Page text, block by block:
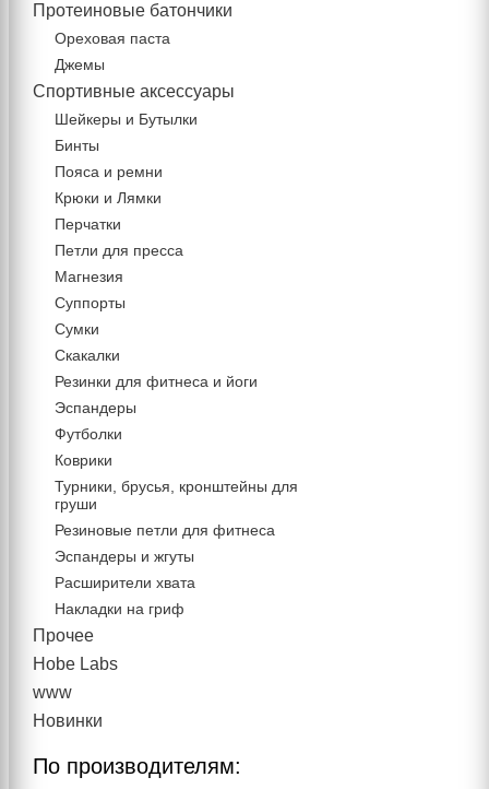
Протеиновые батончики
Ореховая паста
Джемы
Спортивные аксессуары
Шейкеры и Бутылки
Бинты
Пояса и ремни
Крюки и Лямки
Перчатки
Петли для пресса
Магнезия
Суппорты
Сумки
Скакалки
Резинки для фитнеса и йоги
Эспандеры
Футболки
Коврики
Турники, брусья, кронштейны для
груши
Резиновые петли для фитнеса
Эспандеры и жгуты
Расширители хвата
Накладки на гриф
Прочее
Hobe Labs
www
Новинки
По производителям: